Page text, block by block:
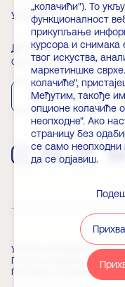
УЛАЗНИЦЕ
ДОГАЂАЈИ
Скини апликацију
App Store
Услови коришћења
Политика приватности
Поставке колачића
„колачићи"). То
функционалност
прикупљање
курсора и снимака
твог искуства,
маркетиншке
колачиће",
Међутим, такође
опционе колачиће
неопходне". Ако
страницу без
се само неопходни
да се одјавиш.